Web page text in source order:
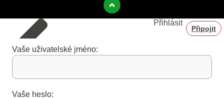
Přihlásit
Připojit
Vaše uživatelské jméno:
Vaše heslo: